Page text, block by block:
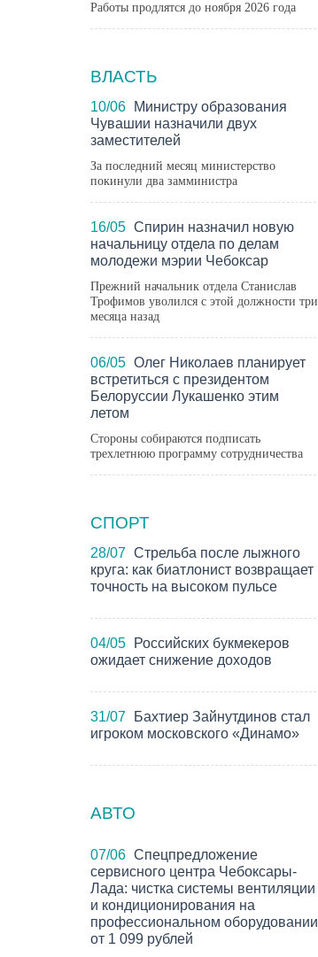
Работы продлятся до ноября 2026 года
ВЛАСТЬ
10/06
Министру образования
Чувашии назначили двух
заместителей
За последний месяц министерство
покинули два замминистра
16/05 Спирин назначил новую
начальницу отдела по делам
молодежи мэрии Чебоксар
Прежний начальник отдела Станислав
Трофимов уволился с этой должности три
месяца назад
06/05 Олег Николаев планирует
встретиться с президентом
Белоруссии Лукашенко этим
летом
Стороны собираются подписать
трехлетнюю программу сотрудничества
СПОРТ
28/07 Стрельба после лыжного
круга: как биатлонист возвращает
точность на высоком пульсе
04/05
Российских букмекеров
ожидает снижение доходов
31/07
Бахтиер Зайнутдинов стал
игроком московского «Динамо»
АВТО
07/06 Спецпредложение
сервисного центра Чебоксары-
Лада: чистка системы вентиляции
и кондиционирования на
профессиональном оборудовании
от 1 099 рублей